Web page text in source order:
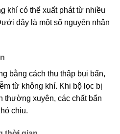
khí có thể xuất phát từ nhiều
đây là một số nguyên nhân
bằng cách thu thập bụi bẩn,
từ không khí. Khi bộ lọc bị
thường xuyên, các chất bẩn
chịu.